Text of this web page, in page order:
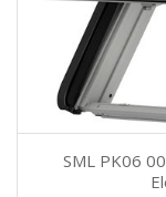
SML PK06